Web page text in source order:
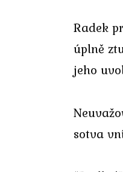
Radek
úplně
jeho
sotva